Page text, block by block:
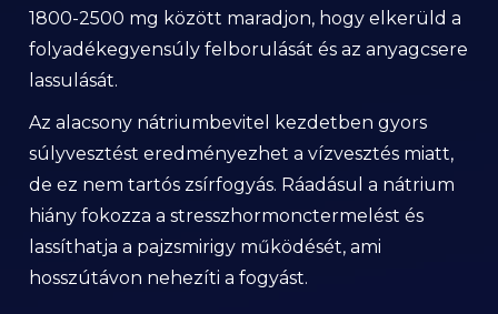
1800-2500 mg között maradjon, hogy elkerüld a
folyadékegyensúly felborulását és az anyagcsere
lassulását.
Az alacsony nátriumbevitel kezdetben gyors
súlyvesztést eredményezhet a vízvesztés miatt,
de ez nem tartós zsírfogyás. Ráadásul a nátrium
hiány fokozza a stresszhormonctermelést és
lassíthatja a pajzsmirigy működését, ami
hosszútávon nehezíti a fogyást.